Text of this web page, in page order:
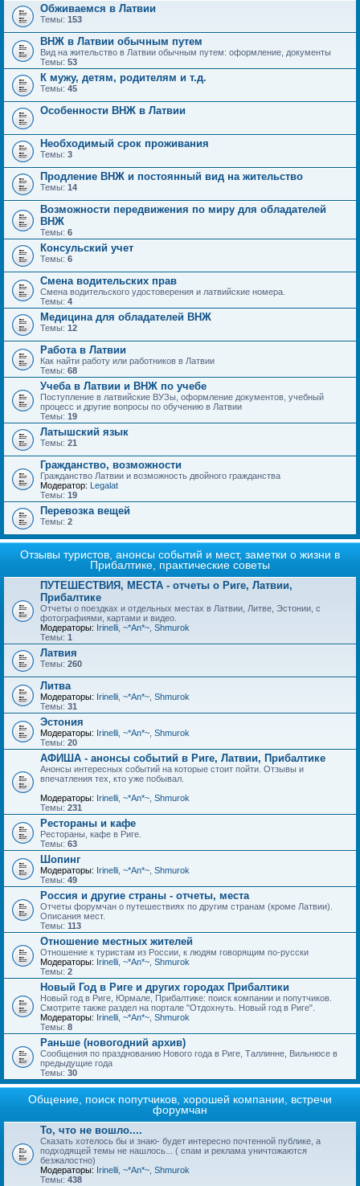
Обживаемся в Латвии
Темы: 153
ВНЖ в Латвии обычным путем
Вид на жительство в Латвии обычным путем: оформление, документы
Темы: 53
К мужу, детям, родителям и т.д.
Темы: 45
Особенности ВНЖ в Латвии
Необходимый срок проживания
Темы: 3
Продление ВНЖ и постоянный вид на жительство
Темы: 14
Возможности передвижения по миру для обладателей
ВНЖ
Темы: 6
Консульский учет
Темы: 6
Смена водительских прав
Смена водительского удостоверения и латвийские номера.
Темы: 4
Медицина для обладателей ВНЖ
Темы: 12
Работа в Латвии
Как найти работу или работников в Латвии
Темы: 68
Учеба в Латвии и ВНЖ по учебе
Поступление в латвийские ВУЗы, оформление документов, учебный
процесс и другие вопросы по обучению в Латвии
Темы: 19
Латышский язык
Темы: 21
Гражданство, возможности
Гражданство Латвии и возможность двойного гражданства
Модератор:
Legalat
Темы: 19
Перевозка вещей
Темы: 2
Отзывы туристов, анонсы событий и мест, заметки о жизни в
Прибалтике, практические советы
ПУТЕШЕСТВИЯ, МЕСТА - отчеты о Риге, Латвии,
Прибалтике
Отчеты о поездках и отдельных местах в Латвии, Литве, Эстонии, с
фотографиями, картами и видео.
Модераторы: Irinelli ~*An*~ Shmurok
Темы: 1
Латвия
Темы: 260
Литва
Модераторы: Irinelli ~*An*~ Shmurok
Темы: 31
Эстония
Модераторы: Irinelli ~*An*~ Shmurok
Темы: 20
АФИША - анонсы событий в Риге, Латвии, Прибалтике
Анонсы интересных событий на которые стоит пойти. Отзывы и
впечатления тех, кто уже побывал.
Модераторы: Irinelli ~*An*~ Shmurok
Темы: 231
Рестораны и кафе
Рестораны, кафе в Риге.
Темы: 63
Шопинг
Модераторы: Irinelli ~*An*~ Shmurok
Темы: 49
Россия и другие страны - отчеты, места
Отчеты форумчан о путешествиях по другим странам (кроме Латвии).
Описания мест.
Темы: 113
Отношение местных жителей
Отношение к туристам из России, к людям говорящим по-русски
Модераторы: Irinelli ~*An*~ Shmurok
Темы: 2
Новый Год в Риге и других городах Прибалтики
Новый год в Риге, Юрмале, Прибалтике: поиск компании и попутчиков.
Смотрите также раздел на портале "Отдохнуть. Новый год в Риге".
Модераторы: Irinelli ~*An*~ Shmurok
Темы: 8
Раньше (новогодний архив)
Сообщения по празднованию Нового года в Риге, Таллинне, Вильнюсе в
предыдущие года
Темы: 30
Общение, поиск попутчиков, хорошей компании, встречи
форумчан
То, что не вошло....
Сказать хотелось бы и знаю- будет интересно почтенной публике, а
подходящей темы не нашлось... ( спам и реклама уничтожаются
безжалостно)
Модераторы: Irinelli ~*An*~ Shmurok
Темы: 438